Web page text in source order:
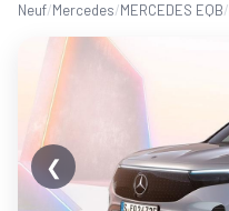
Neuf/Mercedes/MERCEDES EQB/
❮